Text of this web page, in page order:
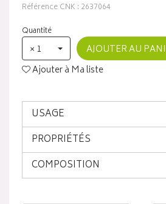
Référence CNK : 2637064
Quantité
× 1
AJOUTER AU
Ajouter à Ma liste
USAGE
PROPRIÉTÉS
COMPOSITION